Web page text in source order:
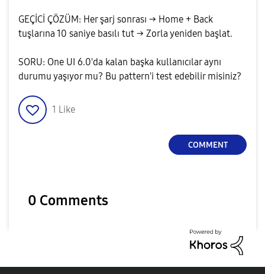
GEÇİCİ ÇÖZÜM: Her şarj sonrası → Home + Back
tuşlarına 10 saniye basılı tut → Zorla yeniden başlat.
SORU: One UI 6.0'da kalan başka kullanıcılar aynı
durumu yaşıyor mu? Bu pattern'i test edebilir misiniz?
1 Like
COMMENT
0 Comments